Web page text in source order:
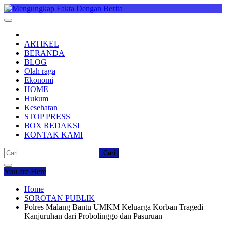
Skip
to
ARTIKEL
BERANDA
BLOG
Olah raga
Ekonomi
HOME
Hukum
Kesehatan
STOP PRESS
BOX REDAKSI
KONTAK KAMI
Cari
untuk:
You are Here
Home
SOROTAN PUBLIK
Polres Malang Bantu UMKM Keluarga Korban Tragedi
Kanjuruhan dari Probolinggo dan Pasuruan